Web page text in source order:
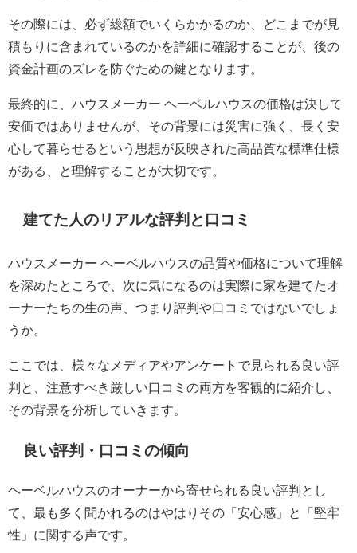
その際には、必ず総額でいくらかかるのか、どこまでが見
積もりに含まれているのかを詳細に確認することが、後の
資金計画のズレを防ぐための鍵となります。
最終的に、ハウスメーカー ヘーベルハウスの価格は決して
安価ではありませんが、その背景には災害に強く、長く安
心して暮らせるという思想が反映された高品質な標準仕様
がある、と理解することが大切です。
建てた人のリアルな評判と口コミ
ハウスメーカー ヘーベルハウスの品質や価格について理解
を深めたところで、次に気になるのは実際に家を建てたオ
ーナーたちの生の声、つまり評判や口コミではないでしょ
うか。
ここでは、様々なメディアやアンケートで見られる良い評
判と、注意すべき厳しい口コミの両方を客観的に紹介し、
その背景を分析していきます。
良い評判・口コミの傾向
ヘーベルハウスのオーナーから寄せられる良い評判とし
て、最も多く聞かれるのはやはりその「安心感」と「堅牢
性」に関する声です。